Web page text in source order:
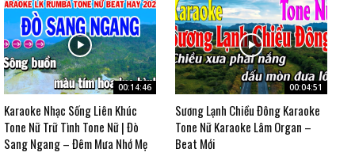
00:14:46
Karaoke Nhạc Sống Liên Khúc
Tone Nữ Trữ Tình Tone Nữ | Đò
Sang Ngang – Đêm Mưa Nhớ Mẹ
00:04:51
Sương Lạnh Chiều Đông Karaoke
Tone Nữ Karaoke Lâm Organ –
Beat Mới